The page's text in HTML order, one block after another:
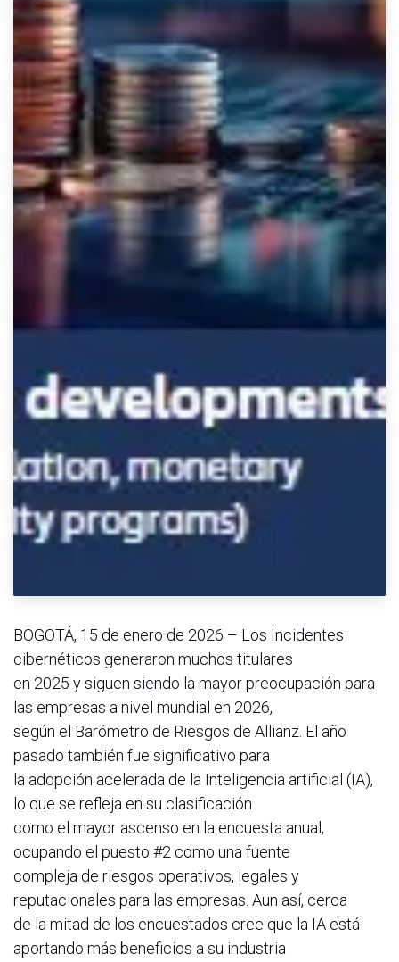
BOGOTÁ, 15 de enero de 2026 – Los Incidentes
cibernéticos generaron muchos titulares
en 2025 y siguen siendo la mayor preocupación para
las empresas a nivel mundial en 2026,
según el Barómetro de Riesgos de Allianz. El año
pasado también fue significativo para
la adopción acelerada de la Inteligencia artificial (IA),
lo que se refleja en su clasificación
como el mayor ascenso en la encuesta anual,
ocupando el puesto #2 como una fuente
compleja de riesgos operativos, legales y
reputacionales para las empresas. Aun así, cerca
de la mitad de los encuestados cree que la IA está
aportando más beneficios a su industria